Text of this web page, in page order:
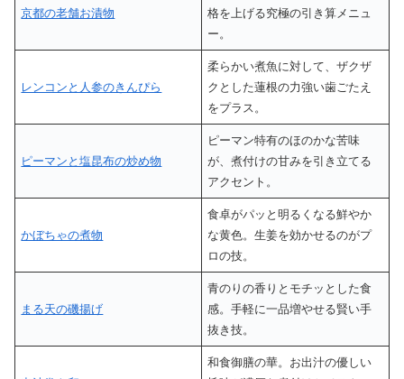
京都の老舗お漬物
格を上げる究極の引き算メニュ
ー。
レンコンと人参のきんぴら
柔らかい煮魚に対して、ザクザ
クとした蓮根の力強い歯ごたえ
をプラス。
ピーマンと塩昆布の炒め物
ピーマン特有のほのかな苦味
が、煮付けの甘みを引き立てる
アクセント。
かぼちゃの煮物
食卓がパッと明るくなる鮮やか
な黄色。生姜を効かせるのがプ
ロの技。
まる天の磯揚げ
青のりの香りとモチッとした食
感。手軽に一品増やせる賢い手
抜き技。
和食御膳の華。お出汁の優しい